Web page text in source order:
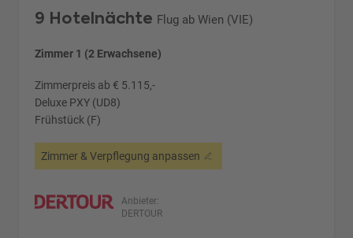
9 Hotelnächte Flug ab Wien (VIE)
Zimmer 1 (2 Erwachsene)
Zimmerpreis ab € 5.115,-
Deluxe PXY (UD8)
Frühstück (F)
Zimmer & Verpflegung anpassen
Anbieter:
DERTOUR